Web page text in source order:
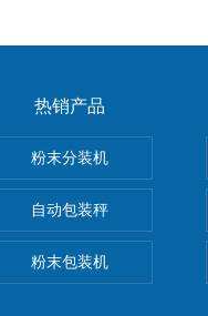
热销产品
粉末分装机
自动包装秤
粉末包装机